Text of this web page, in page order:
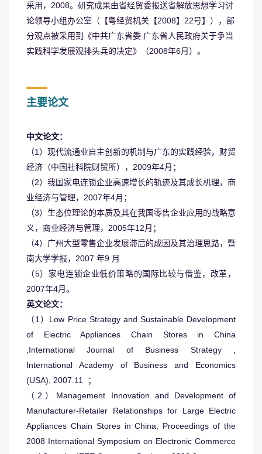
采用，2008。研究成果由省经贸委报送省解放思想学习讨
论领导小组办公室（【粤经贸机关【2008】22号】），部
分观点被采用到《中共广东省委 广东省人民政府关于争当
实践科学发展观排头兵的决定》（2008年6月）。
主要论文
中文论文：
（1）现代流通业自主创新的机制与广东的实践经验，财贸
经济（中国社科院财贸所），2009年4月；
（2）我国家电连锁企业高速增长的轨迹及其成长机理，商
业经济与管理，2007年4月；
（3）生态位理论的本质及其在我国零售企业应用的战略意
义，商业经济与管理，2005年12月；
（4）广州大型零售企业发展滞后的成因及其治理思路，暨
南大学学报，2007 年9 月
（5）家电连锁企业低价策略的国际比较与借鉴，改革，
2007年4月。
英文论文：
（1）Low Price Strategy and Sustainable Development
of Electric Appliances Chain Stores in China
,International Journal of Business Strategy ,
International Academy of Business and Economics
(USA), 2007.11 ；
（2）Management Innovation and Development of
Manufacturer-Retailer Relationships for Large Electric
Appliances Chain Stores in China, Proceedings of the
2008 International Symposium on Electronic Commerce